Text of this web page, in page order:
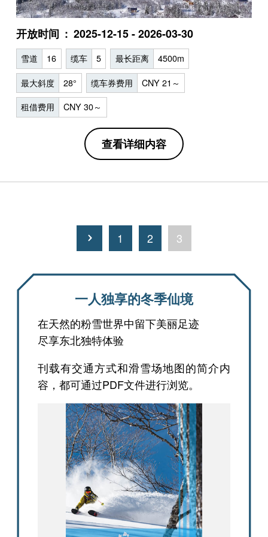
开放时间 2025-12-15 - 2026-03-30
雪道 16 缆车 5 最长距离 4500m
最大斜度 28° 缆车券费用 CNY 21～
租借费用 CNY 30～
查看详细内容
1 2 3
一人独享的冬季仙境
在天然的粉雪世界中留下美丽足迹
尽享东北独特体验
刊载有交通方式和滑雪场地图的简介内
容，都可通过PDF文件进行浏览。